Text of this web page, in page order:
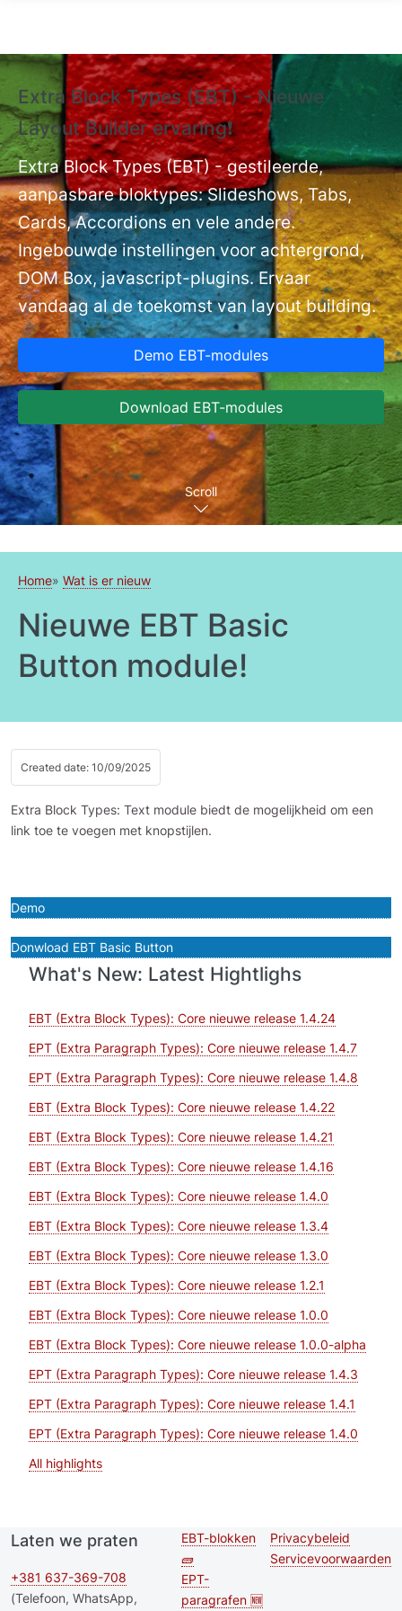
Extra Block Types (EBT) - Nieuwe
Layout Builder ervaring❗
Extra Block Types (EBT) - gestileerde,
aanpasbare bloktypes: Slideshows, Tabs,
Cards, Accordions en vele andere.
Ingebouwde instellingen voor achtergrond,
DOM Box, javascript-plugins. Ervaar
vandaag al de toekomst van layout building.
Demo EBT-modules
Download EBT-modules
Scroll
Home Wat is er nieuw
Nieuwe EBT Basic
Button module!
Created date: 10/09/2025
Extra Block Types: Text module biedt de mogelijkheid om een
link toe te voegen met knopstijlen.
Demo
Donwload EBT Basic Button
What's New: Latest Hightlighs
EBT (Extra Block Types): Core nieuwe release 1.4.24
EPT (Extra Paragraph Types): Core nieuwe release 1.4.7
EPT (Extra Paragraph Types): Core nieuwe release 1.4.8
EBT (Extra Block Types): Core nieuwe release 1.4.22
EBT (Extra Block Types): Core nieuwe release 1.4.21
EBT (Extra Block Types): Core nieuwe release 1.4.16
EBT (Extra Block Types): Core nieuwe release 1.4.0
EBT (Extra Block Types): Core nieuwe release 1.3.4
EBT (Extra Block Types): Core nieuwe release 1.3.0
EBT (Extra Block Types): Core nieuwe release 1.2.1
EBT (Extra Block Types): Core nieuwe release 1.0.0
EBT (Extra Block Types): Core nieuwe release 1.0.0-alpha
EPT (Extra Paragraph Types): Core nieuwe release 1.4.3
EPT (Extra Paragraph Types): Core nieuwe release 1.4.1
EPT (Extra Paragraph Types): Core nieuwe release 1.4.0
All highlights
Laten we praten
+381 637-369-708
(Telefoon, WhatsApp,
Second
footer
menu
EBT-blokken
🧱
EPT-
paragrafen 🆕
Footer menu
Privacybeleid
Servicevoorwaarden